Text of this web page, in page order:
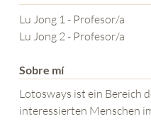
Lu Jong 1 - Profesor/a
Lu Jong 2 - Profesor/a
Sobre mí
Lotosways ist ein Bereich
interessierten Menschen